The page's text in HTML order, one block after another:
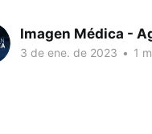
Imagen Médica -
3 de ene. de 2023 • 1